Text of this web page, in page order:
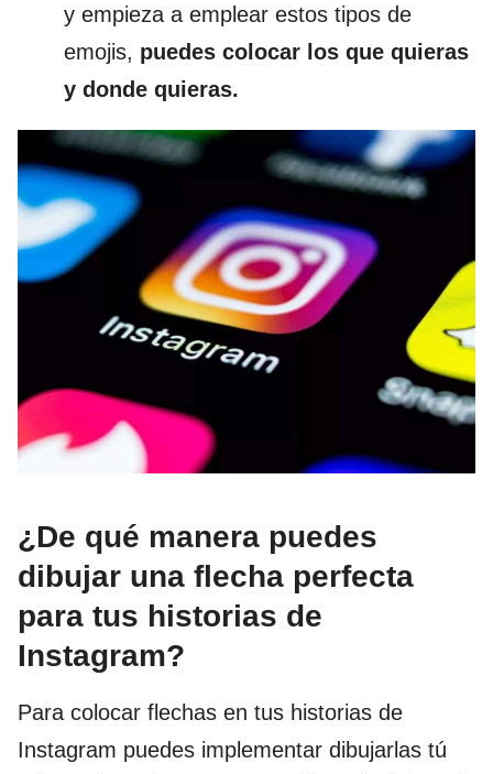
y empieza a emplear estos tipos de
emojis, puedes colocar los que quieras
y donde quieras.
¿De qué manera puedes
dibujar una flecha perfecta
para tus historias de
Instagram?
Para colocar flechas en tus historias de
Instagram puedes implementar dibujarlas tú